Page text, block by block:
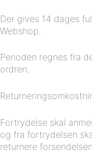
Der gives 14 dages
Webshop.
Perioden regnes fra
ordren.
Fortrydelse skal
og fra fortrydelsen
returnere forsendelsen.